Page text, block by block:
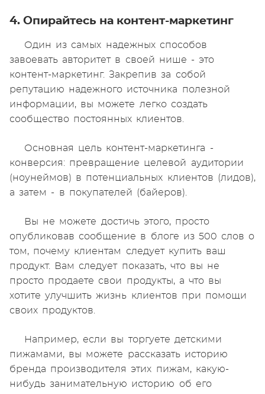
4. Опирайтесь на контент-маркетинг
Один из самых надежных способов
завоевать авторитет в своей нише - это
контент-маркетинг. Закрепив за собой
репутацию надежного источника полезной
информации, вы можете легко создать
сообщество постоянных клиентов.
Основная цель контент-маркетинга -
конверсия: превращение целевой аудитории
(ноунеймов) в потенциальных клиентов (лидов),
а затем - в покупателей (байеров).
Вы не можете достичь этого, просто
опубликовав сообщение в блоге из 500 слов о
том, почему клиентам следует купить ваш
продукт. Вам следует показать, что вы не
просто продаете свои продукты, а что вы
хотите улучшить жизнь клиентов при помощи
своих продуктов.
Например, если вы торгуете детскими
пижамами, вы можете рассказать историю
бренда производителя этих пижам, какую-
нибудь занимательную историю об его